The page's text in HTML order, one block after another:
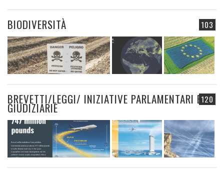
103
BIODIVERSITÀ
120
BREVETTI/LEGGI/ INIZIATIVE PARLAMENTARI E
GIUDIZIARIE